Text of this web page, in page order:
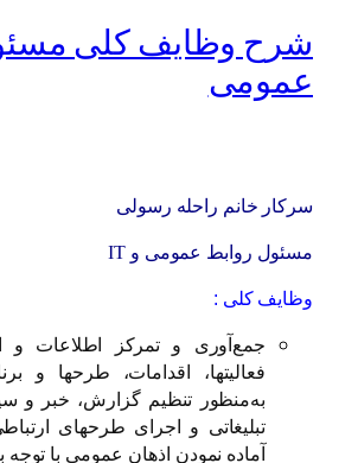
شرح وظایف کلی
عمومی
سرکار خانم راحله رسولی
مسئول روابط عمومی و IT
وظایف کلی :
جمع‌آوری و تمرکز اطلاعات و
فعالیتها، اقدامات، طرحها و
به‌منظور تنظیم گزارش، خبر و
تبلیغاتی و اجرای طرحهای
آماده نمودن اذهان عمومی با